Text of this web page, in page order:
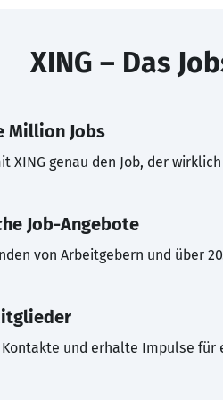
XING – Das
Million Jobs
XING genau den Job, der
Job-Angebote
von Arbeitgebern und über
und erhalte Impulse für